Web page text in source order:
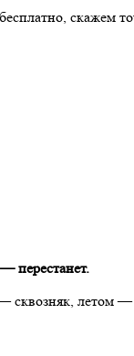
скажем
перестанет.
сквозняк, летом